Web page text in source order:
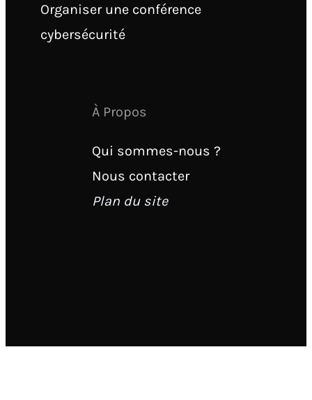
Organiser une conférence
cybersécurité
À Propos
Qui sommes-nous ?
Nous contacter
Plan du site